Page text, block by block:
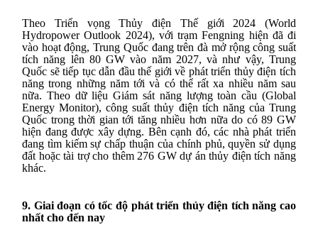
Theo Triển vọng Thủy điện Thế giới 2024 (World
Hydropower Outlook 2024), với trạm Fengning hiện đã đi
vào hoạt động, Trung Quốc đang trên đà mở rộng công suất
tích năng lên 80 GW vào năm 2027, và như vậy, Trung
Quốc sẽ tiếp tục dẫn đầu thế giới về phát triển thủy điện tích
năng trong những năm tới và có thể rất xa nhiều năm sau
nữa. Theo dữ liệu Giám sát năng lượng toàn cầu (Global
Energy Monitor), công suất thủy điện tích năng của Trung
Quốc trong thời gian tới tăng nhiều hơn nữa do có 89 GW
hiện đang được xây dựng. Bên cạnh đó, các nhà phát triển
đang tìm kiếm sự chấp thuận của chính phủ, quyền sử dụng
đất hoặc tài trợ cho thêm 276 GW dự án thủy điện tích năng
khác.
9. Giai đoạn có tốc độ phát triển thủy điện tích năng cao
nhất cho đến nay